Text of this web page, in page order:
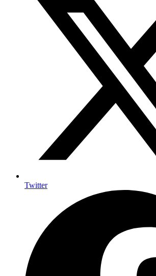
Twitter